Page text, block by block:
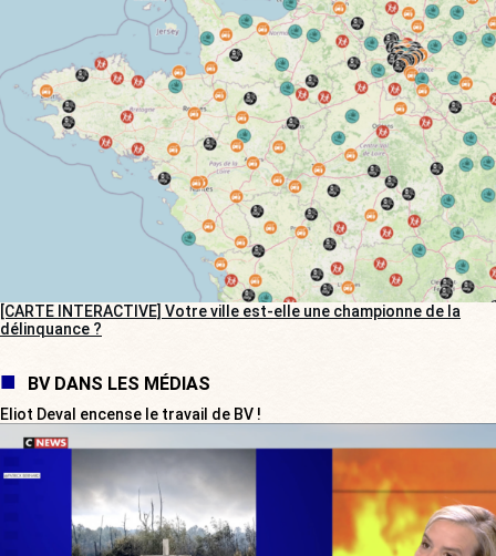
[CARTE INTERACTIVE] Votre ville est-elle une championne de la
délinquance ?
BV DANS LES MÉDIAS
Eliot Deval encense le travail de BV !